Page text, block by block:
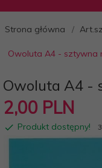
Strona główna
Owoluta A4 - sztywna
Owoluta A4 -
2,00 PLN
Produkt dostępny!